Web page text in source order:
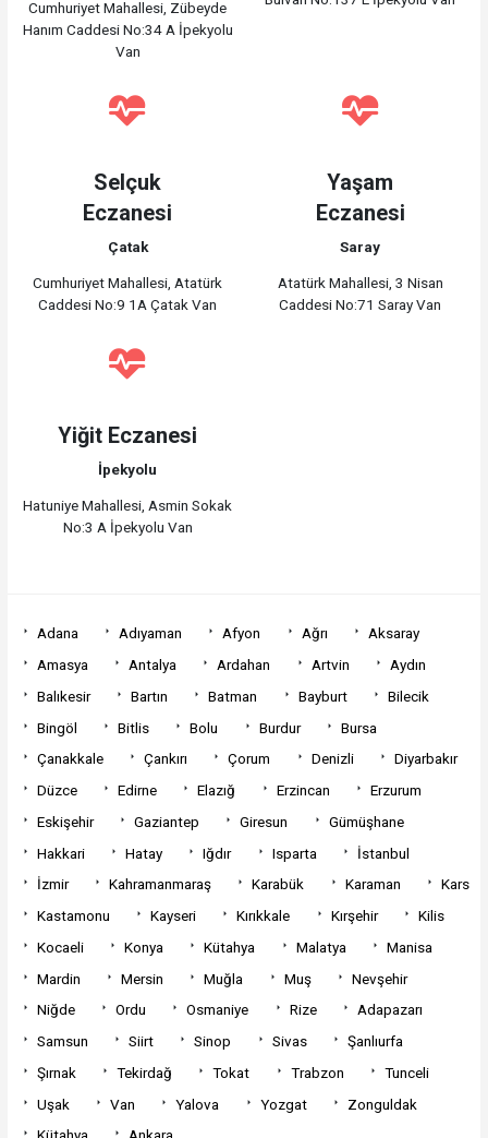
Cumhuriyet Mahallesi, Zübeyde
Hanım Caddesi No:34 A İpekyolu
Van
Selçuk
Eczanesi
Çatak
Cumhuriyet Mahallesi, Atatürk
Caddesi No:9 1A Çatak Van
Yaşam
Eczanesi
Saray
Atatürk Mahallesi, 3 Nisan
Caddesi No:71 Saray Van
Yiğit Eczanesi
İpekyolu
Hatuniye Mahallesi, Asmin Sokak
No:3 A İpekyolu Van
Adana Adıyaman Afyon Ağrı
Aksaray
Amasya
Antalya Ardahan Artvin
Aydın
Balıkesir
Bartın Batman Bayburt
Bilecik
Bingöl
Bitlis Bolu Burdur
Bursa
Çanakkale
Çankırı Çorum Denizli
Diyarbakır
Düzce
Edirne Elazığ Erzincan
Erzurum
Eskişehir
Gaziantep Giresun
Gümüşhane
Hakkari
Hatay Iğdır Isparta
İstanbul
İzmir
Kahramanmaraş Karabük Karaman
Kars
Kastamonu
Kayseri Kırıkkale Kırşehir
Kilis
Kocaeli
Konya Kütahya Malatya
Manisa
Mardin
Mersin Muğla Muş
Nevşehir
Niğde
Ordu Osmaniye Rize
Adapazarı
Samsun
Siirt Sinop Sivas
Şanlıurfa
Şırnak
Tekirdağ Tokat Trabzon
Tunceli
Uşak
Van Yalova Yozgat
Zonguldak